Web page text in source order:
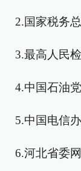
2.国家税务
3.最高人民
4.中国石油
5.中国电信
6.河北省委